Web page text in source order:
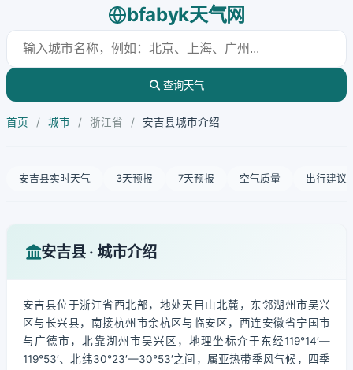
bfabyk天气网
查询天气
首页 / 城市 / 浙江省 / 安吉县城市介绍
安吉县实时天气 3天预报 7天预报 空气质量 出行建议
安吉县 · 城市介绍
安吉县位于浙江省西北部，地处天目山北麓，东邻湖州市吴兴
区与长兴县，南接杭州市余杭区与临安区，西连安徽省宁国市
与广德市，北靠湖州市吴兴区，地理坐标介于东经119°14′—
119°53′、北纬30°23′—30°53′之间，属亚热带季风气候，四季